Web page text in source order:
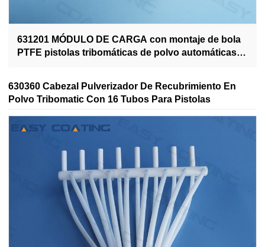
631201 MÓDULO DE CARGA con montaje de bola
PTFE pistolas tribomáticas de polvo automáticas
630360 Cabezal Pulverizador De Recubrimiento En
Polvo Tribomatic Con 16 Tubos Para Pistolas